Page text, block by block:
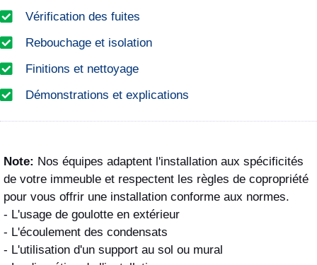
Vérification des fuites
Rebouchage et isolation
Finitions et nettoyage
Démonstrations et explications
Note: Nos équipes adaptent l'installation aux spécificités
de votre immeuble et respectent les règles de copropriété
pour vous offrir une installation conforme aux normes.
- L'usage de goulotte en extérieur
- L'écoulement des condensats
- L'utilisation d'un support au sol ou mural